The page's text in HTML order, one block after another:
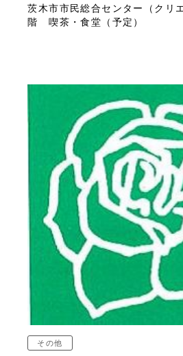
茨木市市民総合センター（クリ
階 喫茶・食堂（予定）
その他